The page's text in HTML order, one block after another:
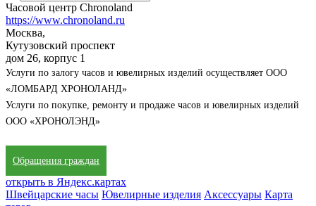
Часовой центр Chronoland
https://www.chronoland.ru
Москва,
Кутузовский проспект
дом 26, корпус 1
Услуги по залогу часов и ювелирных изделий осуществляет ООО
«ЛОМБАРД ХРОНОЛАНД»
Услуги по покупке, ремонту и продаже часов и ювелирных изделий
ООО «ХРОНОЛЭНД»
Обращения граждан
открыть в Яндекс.картах
Швейцарские часы Ювелирные изделия Аксессуары Карта